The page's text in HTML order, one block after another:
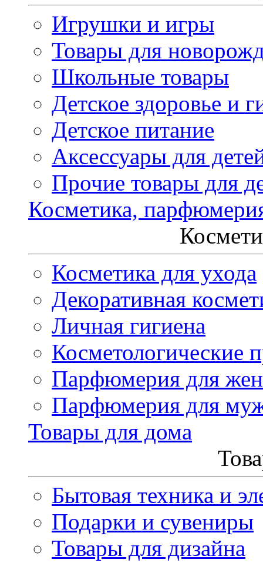
Игрушки и игры
Товары для
Школьные товары
Детское здоровье и
Детское питание
Аксессуары для
Прочие товары для
Косметика,
Косметика для ухода
Декоративная
Личная гигиена
Косметологические
Парфюмерия для
Парфюмерия для
Товары для дома
Бытовая техника и
Подарки и сувениры
Товары для дизайна